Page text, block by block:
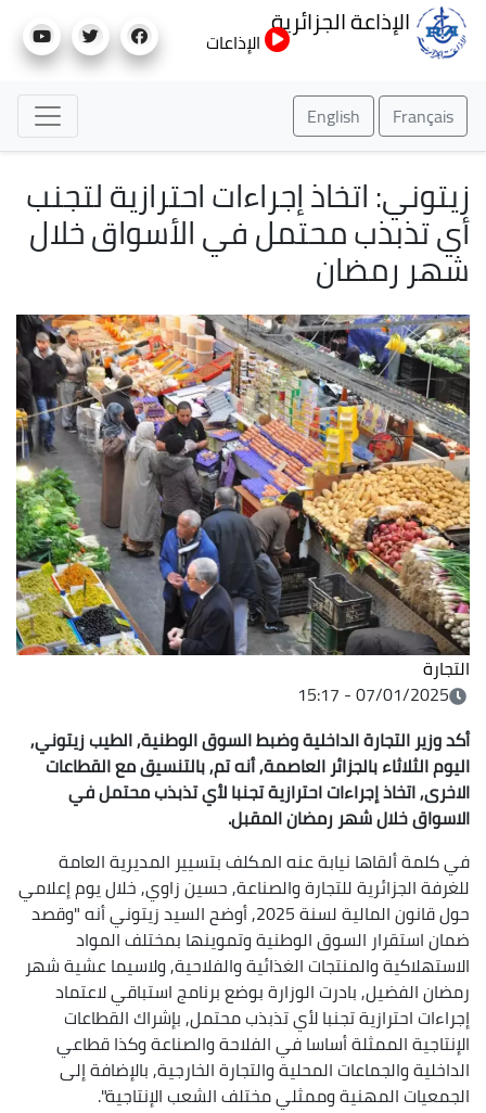
إلى
الإذاعة الجزائرية
الإذاعات
Français
English
زيتوني: اتخاذ إجراءات احترازية لتجنب
أي تذبذب محتمل في الأسواق خلال
شهر رمضان
التجارة
07/01/2025 - 15:17
أكد وزير التجارة الداخلية وضبط السوق الوطنية, الطيب زيتوني,
اليوم الثلاثاء بالجزائر العاصمة, أنه تم, بالتنسيق مع القطاعات
الاخرى, اتخاذ إجراءات احترازية تجنبا لأي تذبذب محتمل في
الاسواق خلال شهر رمضان المقبل.
في كلمة ألقاها نيابة عنه المكلف بتسيير المديرية العامة
للغرفة الجزائرية للتجارة والصناعة, حسين زاوي, خلال يوم إعلامي
حول قانون المالية لسنة 2025, أوضح السيد زيتوني أنه "وقصد
ضمان استقرار السوق الوطنية وتموينها بمختلف المواد
الاستهلاكية والمنتجات الغذائية والفلاحية, ولاسيما عشية شهر
رمضان الفضيل, بادرت الوزارة بوضع برنامج استباقي لاعتماد
إجراءات احترازية تجنبا لأي تذبذب محتمل, بإشراك القطاعات
الإنتاجية الممثلة أساسا في الفلاحة والصناعة وكذا قطاعي
الداخلية والجماعات المحلية والتجارة الخارجية, بالإضافة إلى
الجمعيات المهنية وممثلي مختلف الشعب الإنتاجية".